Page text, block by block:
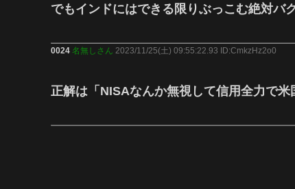
でもインドにはできる限りぶっこむ絶対バ
0024 名無しさん 2023/11/25(土) 09:55:22.93 ID:CmkzHz2o0
正解は「NISAなんか無視して信用全力で米